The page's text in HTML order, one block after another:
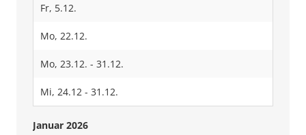
Fr, 5.12.
Mo, 22.12.
Mo, 23.12. - 31.12.
Mi, 24.12 - 31.12.
Januar 2026